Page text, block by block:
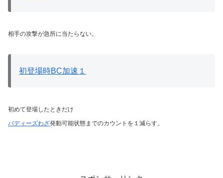
相手の攻撃が急所に当たらない。
初登場時BC加速１
初めて登場したときだけ
バディーズわざ発動可能状態までのカウントを１減らす。